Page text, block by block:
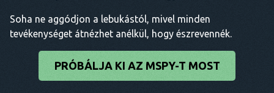
Soha ne aggódjon a lebukástól, mivel minden
tevékenységet átnézhet anélkül, hogy észrevennék.
PRÓBÁLJA KI AZ MSPY-T MOST